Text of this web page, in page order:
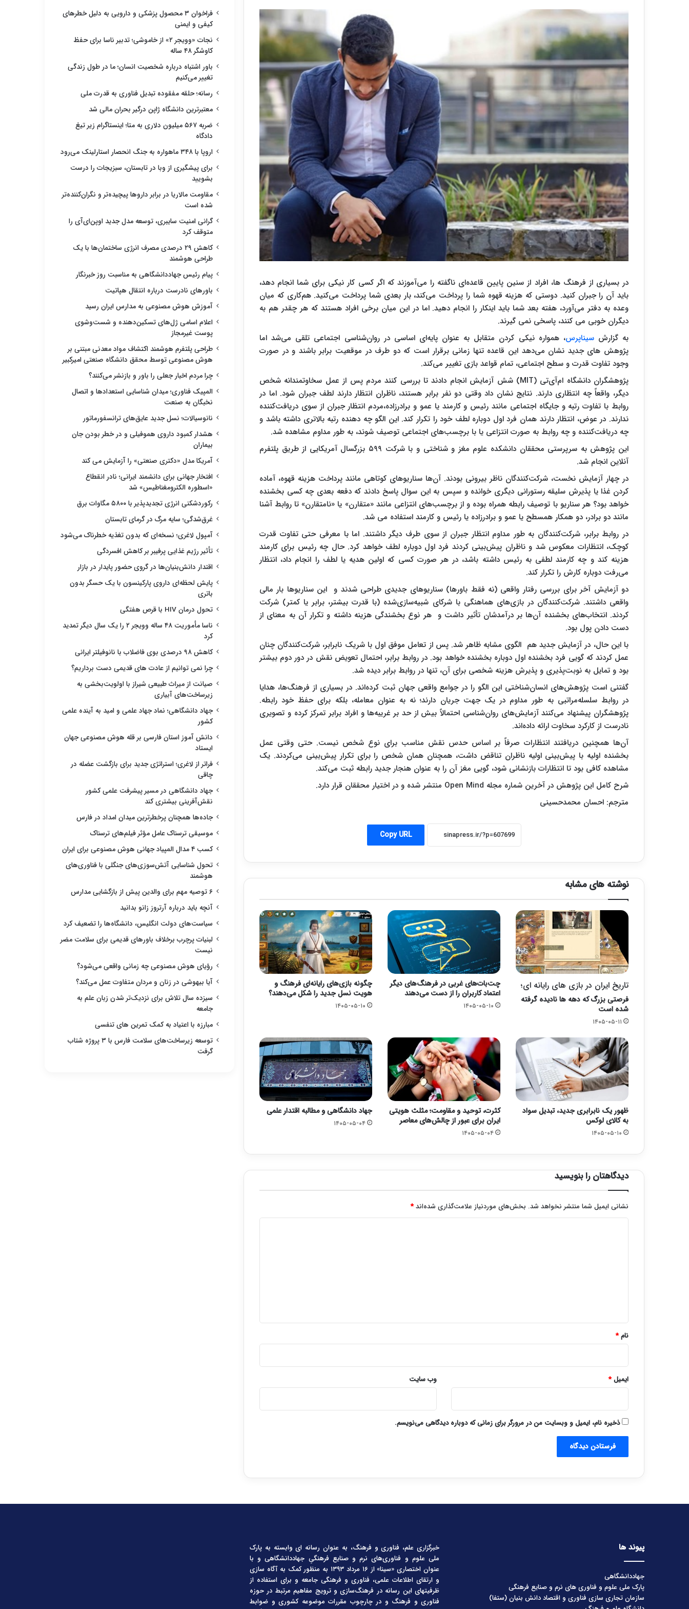
در بسیاری از فرهنگ ها، افراد از سنین پایین قاعده‌ای ناگفته را می‌آموزند که اگر کسی کار نیکی برای شما انجام دهد،
باید آن را جبران کنید. دوستی که هزینه قهوه شما را پرداخت می‌کند، بار بعدی شما پرداخت می‌کنید. هم‌کاری که میان
وعده به دفتر می‌آورد، هفته بعد شما باید اینکار را انجام دهید. اما در این میان برخی افراد هستند که هر چقدر هم به
دیگران خوبی می کنند، پاسخی نمی گیرند.
به گزارشسیناپرس، همواره نیکی کردن متقابل به عنوان پایه‌ای اساسی در روان‌شناسی اجتماعی تلقی می‌شد اما
پژوهش های جدید نشان می‌دهد این قاعده تنها زمانی برقرار است که دو طرف در موقعیت برابر باشند و در صورت
وجود تفاوت قدرت و سطح اجتماعی، تمام قواعد بازی تغییر می‌کند.
پژوهشگران دانشگاه ام‌آی‌تی (MIT) شش آزمایش انجام دادند تا بررسی کنند مردم پس از عمل سخاوتمندانه شخص
دیگر، واقعاً چه انتظاری دارند. نتایج نشان داد وقتی دو نفر برابر هستند، ناظران انتظار دارند لطف جبران شود. اما در
روابط با تفاوت رتبه و جایگاه اجتماعی مانند رئیس و کارمند یا عمو و برادرزاده،مردم انتظار جبران از سوی دریافت‌کننده
ندارند. در عوض، انتظار دارند همان فرد اول دوباره لطف خود را تکرار کند. این الگو چه دهنده رتبه بالاتری داشته باشد و
چه دریافت‌کننده و چه روابط به صورت انتزاعی یا با برچسب‌های اجتماعی توصیف شوند، به طور مداوم مشاهده شد.
این پژوهش به سرپرستی محققان دانشکده علوم مغز و شناختی و با شرکت ۵۹۹ بزرگسال آمریکایی از طریق پلتفرم
آنلاین انجام شد.
در چهار آزمایش نخست، شرکت‌کنندگان ناظر بیرونی بودند. آن‌ها سناریوهای کوتاهی مانند پرداخت هزینه قهوه، آماده
کردن غذا یا پذیرش سلیقه رستورانی دیگری خوانده و سپس به این سوال پاسخ دادند که دفعه بعدی چه کسی بخشنده
خواهد بود؟ هر سناریو با توصیف رابطه همراه بوده و از برچسب‌های انتزاعی مانند «متقارن» یا «نامتقارن» تا روابط آشنا
مانند دو برادر، دو همکار همسطح یا عمو و برادرزاده یا رئیس و کارمند استفاده می شد.
در روابط برابر، شرکت‌کنندگان به طور مداوم انتظار جبران از سوی طرف دیگر داشتند. اما با معرفی حتی تفاوت قدرت
کوچک، انتظارات معکوس شد و ناظران پیش‌بینی کردند فرد اول دوباره لطف خواهد کرد. حال چه رئیس برای کارمند
هزینه کند و چه کارمند لطفی به رئیس داشته باشد، در هر صورت کسی که اولین هدیه یا لطف را انجام داد، انتظار
می‌رفت دوباره کارش را تکرار کند.
دو آزمایش آخر برای بررسی رفتار واقعی (نه فقط باورها) سناریوهای جدیدی طراحی شدند و این سناریوها بار مالی
واقعی داشتند. شرکت‌کنندگان در بازی‌های هماهنگی با شرکای شبیه‌سازی‌شده (با قدرت بیشتر، برابر یا کمتر) شرکت
کردند. انتخاب‌های بخشنده آن‌ها بر درآمدشان تأثیر داشت و هر نوع بخشندگی هزینه داشته و تکرار آن به معنای از
دست دادن پول بود.
با این حال، در آزمایش جدید هم الگوی مشابه ظاهر شد. پس از تعامل موفق اول با شریک نابرابر، شرکت‌کنندگان چنان
عمل کردند که گویی فرد بخشنده اول دوباره بخشنده خواهد بود. در روابط برابر، احتمال تعویض نقش در دور دوم بیشتر
بود و تمایل به نوبت‌پذیری و پذیرش هزینه شخصی برای آن، تنها در روابط برابر دیده شد.
گفتنی است پژوهش‌های انسان‌شناختی این الگو را در جوامع واقعی جهان ثبت کرده‌اند. در بسیاری از فرهنگ‌ها، هدایا
در روابط سلسله‌مراتبی به طور مداوم در یک جهت جریان دارند؛ نه به عنوان معامله، بلکه برای حفظ خود رابطه.
پژوهشگران پیشنهاد می‌کنند آزمایش‌های روان‌شناسی احتمالاً بیش از حد بر غریبه‌ها و افراد برابر تمرکز کرده و تصویری
نادرست از کارکرد سخاوت ارائه داده‌اند.
آن‌ها همچنین دریافتند انتظارات صرفاً بر اساس حدس نقش مناسب برای نوع شخص نیست. حتی وقتی عمل
بخشنده اولیه با پیش‌بینی اولیه ناظران تناقض داشت، همچنان همان شخص را برای تکرار پیش‌بینی می‌کردند. یک
مشاهده کافی بود تا انتظارات بازنشانی شود، گویی مغز آن را به عنوان هنجار جدید رابطه ثبت می‌کند.
شرح کامل این پژوهش در آخرین شماره مجله Open Mind منتشر شده و در اختیار محققان قرار دارد.
مترجم: احسان محمدحسینی
Copy URL
نوشته های مشابه
تاریخ ایران در بازی های رایانه ای؛
فرصتی بزرگ که دهه ها نادیده گرفته
شده است
۱۴۰۵-۰۵-۱۱
چت‌بات‌های غربی در فرهنگ‌های دیگر
اعتماد کاربران را از دست می‌دهند
۱۴۰۵-۰۵-۱۰
چگونه بازی‌های رایانه‌ای فرهنگ و
هویت نسل جدید را شکل می‌دهند؟
۱۴۰۵-۰۵-۱۰
ظهور یک نابرابری جدید، تبدیل سواد
به کالای لوکس
۱۴۰۵-۰۵-۱۰
کثرت، توحید و مقاومت؛ مثلث هویتی
ایران برای عبور از چالش‌های معاصر
۱۴۰۵-۰۵-۰۴
جهاد دانشگاهی و مطالبه اقتدار علمی
۱۴۰۵-۰۵-۰۴
دیدگاهتان را بنویسید
نشانی ایمیل شما منتشر نخواهد شد. بخش‌های موردنیاز علامت‌گذاری شده‌اند*
نام*
ایمیل* وب‌ سایت
ذخیره نام، ایمیل و وبسایت من در مرورگر برای زمانی که دوباره دیدگاهی می‌نویسم.
فراخوان ۳ محصول پزشکی و دارویی به دلیل خطرهای
کیفی و ایمنی
نجات «وویجر ۲» از خاموشی؛ تدبیر ناسا برای حفظ
کاوشگر ۴۸ ساله
باور اشتباه درباره شخصیت انسان؛ ما در طول زندگی
تغییر می‌کنیم
رسانه؛ حلقه مفقوده تبدیل فناوری به قدرت ملی
معتبرترین دانشگاه ژاپن درگیر بحران مالی شد
ضربه ۵۶۷ میلیون دلاری به متا؛ اینستاگرام زیر تیغ
دادگاه
اروپا با ۳۴۸ ماهواره به جنگ انحصار استارلینک می‌رود
برای پیشگیری از وبا در تابستان، سبزیجات را درست
بشویید
مقاومت مالاریا در برابر داروها پیچیده‌تر و نگران‌کننده‌تر
شده است
گرانی امنیت سایبری، توسعه مدل جدید اوپن‌ای‌آی را
متوقف کرد
کاهش ۲۹ درصدی مصرف انرژی ساختمان‌ها با یک
طراحی هوشمند
پیام رئیس جهاددانشگاهی به مناسبت روز خبرنگار
باورهای نادرست درباره انتقال هپاتیت
آموزش هوش مصنوعی به مدارس ایران رسید
اعلام اسامی ژل‌های تسکین‌دهنده و شست‌وشوی
پوست غیرمجاز
طراحی پلتفرم هوشمند اکتشاف مواد معدنی مبتنی بر
هوش مصنوعی توسط محقق دانشگاه صنعتی امیرکبیر
چرا مردم اخبار جعلی را باور و بازنشر می‌کنند؟
المپیک فناوری؛ میدان شناسایی استعدادها و اتصال
نخبگان به صنعت
نانوسیالات؛ نسل جدید عایق‌های ترانسفورماتور
هشدار کمبود داروی هموفیلی و در خطر بودن جان
بیماران
آمریکا مدل «دکتری صنعتی» را آزمایش می کند
افتخار جهانی برای دانشمند ایرانی؛ نادر انقطاع
«اسطوره الکترومغناطیس» شد
رکوردشکنی انرژی تجدیدپذیر با ۵۸۰۰ مگاوات برق
غرق‌شدگی؛ سایه مرگ در گرمای تابستان
آمپول لاغری؛ نسخه‌ای که بدون تغذیه خطرناک می‌شود
تأثیر رژیم غذایی پرفیبر بر کاهش افسردگی
اقتدار دانش‌بنیان‌ها در گروی حضور پایدار در بازار
پایش لحظه‌ای داروی پارکینسون با یک حسگر بدون
باتری
تحول درمان HIV با قرص هفتگی
ناسا مأموریت ۴۸ ساله وویجر ۲ را یک سال دیگر تمدید
کرد
کاهش ۹۸ درصدی بوی فاضلاب با نانوفیلتر ایرانی
چرا نمی توانیم از عادت های قدیمی دست برداریم؟
صیانت از میراث طبیعی شیراز با اولویت‌بخشی به
زیرساخت‌های آبیاری
جهاد دانشگاهی؛ نماد جهاد علمی و امید به آینده علمی
کشور
دانش آموز استان فارسی بر قله هوش مصنوعی جهان
ایستاد
فراتر از لاغری؛ استراتژی جدید برای بازگشت عضله در
چاقی
جهاد دانشگاهی در مسیر پیشرفت علمی کشور
نقش‌آفرینی بیشتری کند
جاده‌ها همچنان پرخطرترین میدان امداد در فارس
موسیقی ترسناک عامل مؤثر فیلم‌های ترسناک
کسب ۴ مدال المپیاد جهانی هوش مصنوعی برای ایران
تحول شناسایی آتش‌سوزی‌های جنگلی با فناوری‌های
هوشمند
۶ توصیه مهم برای والدین پیش از بازگشایی مدارس
آنچه باید درباره آرتروز زانو بدانید
سیاست‌های دولت انگلیس، دانشگاه‌ها را تضعیف کرد
لبنیات پرچرب برخلاف باورهای قدیمی برای سلامت مضر
نیست
رؤیای هوش مصنوعی چه زمانی واقعی می‌شود؟
آیا بیهوشی در زنان و مردان متفاوت عمل می‌کند؟
سیزده سال تلاش برای نزدیک‌تر شدن زبان علم به
جامعه
مبارزه با اعتیاد به کمک تمرین های تنفسی
توسعه زیرساخت‌های سلامت فارس با ۳ پروژه شتاب
گرفت
پیوند ها
جهاددانشگاهی
پارک ملی علوم و فناوری های نرم و صنایع فرهنگی
سازمان تجاری سازی فناوری و اقتصاد دانش بنیان (ستفا)
خبرگزاری علم، فناوری و فرهنگ، به عنوان رسانه ای وابسته به پارک
ملی علوم و فناوری‌های نرم و صنایع فرهنگیِ جهاددانشگاهی و با
عنوان اختصاری «سینا» از ۱۶ مرداد ۱۳۹۳ به منظور کمک به آگاه سازی
و ارتقای اطلاعات علمی، فناوری و فرهنگی جامعه و برای استفاده از
ظرفیتهای این رسانه در فرهنگ‌سازی و ترویج مفاهیم مرتبط در حوزه
فناوری و فرهنگ و در چارچوب مقررات موضوعه کشوری و ضوابط